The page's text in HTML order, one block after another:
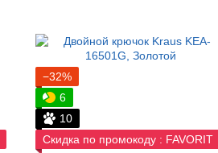
−32%
6
10
Скидка по промокоду : FAVORIT